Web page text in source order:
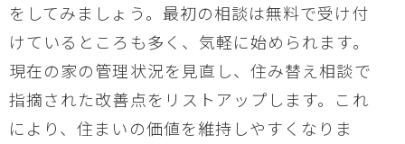
をしてみましょう。最初の相談は無料で受け付
けているところも多く、気軽に始められます。
現在の家の管理状況を見直し、住み替え相談で
指摘された改善点をリストアップします。これ
により、住まいの価値を維持しやすくなりま